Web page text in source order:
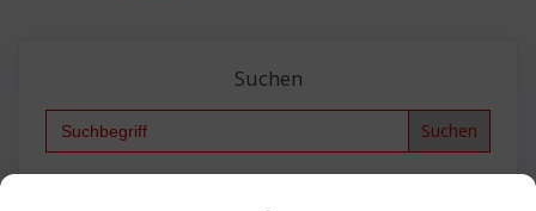
Suchen
Search